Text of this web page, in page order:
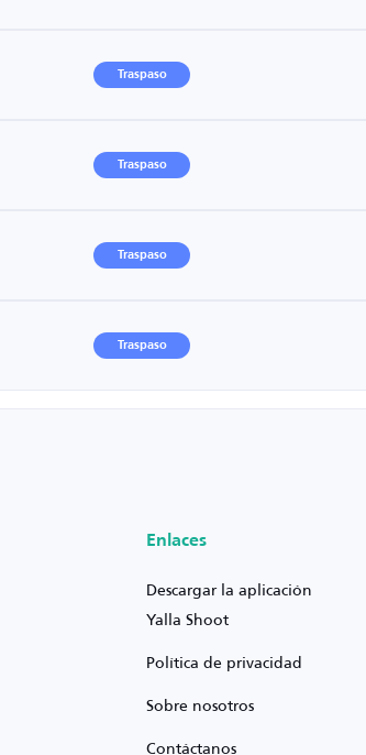
Traspaso
Traspaso
Traspaso
Traspaso
Enlaces
Descargar la aplicación
Yalla Shoot
Política de privacidad
Sobre nosotros
Contáctanos